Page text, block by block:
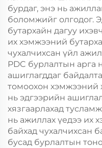
бурдаг, энэ нь
боломжийг олгодог.
бутархайн дагуу
их хэмжээний
чухалчихсан үйл
PDC бурлалтын арга
ашиглагддаг
томоохон хэмжээний
нь эдгээрийн
хязгаарлахад
нь ажиллах үедээ их
байхад чухалчихсан
бусад бурлалтын